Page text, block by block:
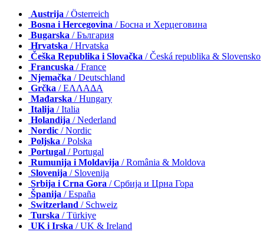
Austrija / Österreich
Bosna i Hercegovina / Босна и Херцеговина
Bugarska / България
Hrvatska / Hrvatska
Češka Republika i Slovačka / Česká republika & Slovensko
Francuska / France
Njemačka / Deutschland
Grčka / ΕΛΛΑΔΑ
Mađarska / Hungary
Italija / Italia
Holandija / Nederland
Nordic / Nordic
Poljska / Polska
Portugal / Portugal
Rumunija i Moldavija / România & Moldova
Slovenija / Slovenija
Srbija i Crna Gora / Србија и Црна Гора
Španija / España
Switzerland / Schweiz
Turska / Türkiye
UK i Irska / UK & Ireland